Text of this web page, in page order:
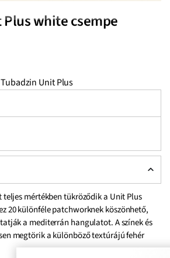
white csempe
Tubadzin Unit Plus
mértékben tükröződik a Unit Plus
20 különféle patchworknek köszönhető,
a mediterrán hangulatot. A színek és
megtörik a különböző textúrájú fehér